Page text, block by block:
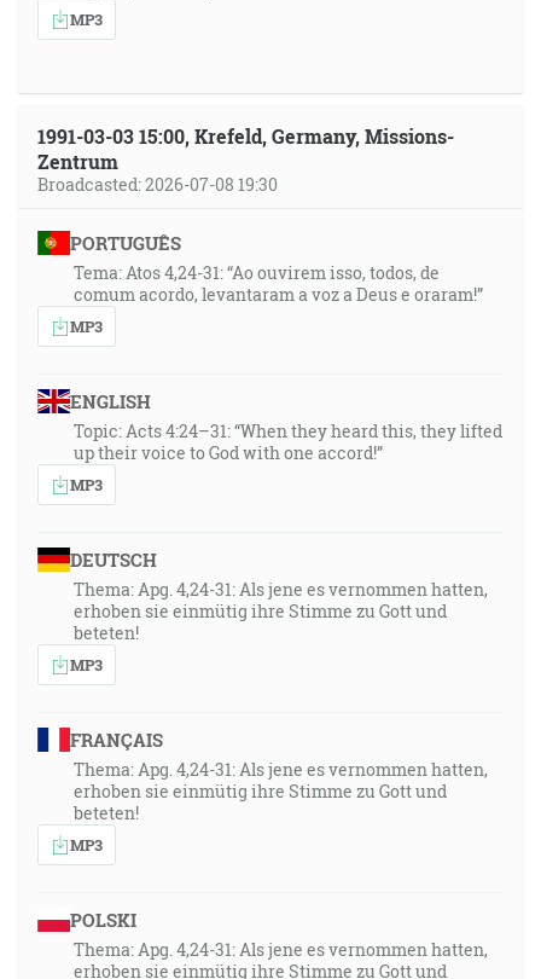
MP3
1991-03-03 15:00, Krefeld, Germany, Missions-
Zentrum
Broadcasted: 2026-07-08 19:30
PORTUGUÊS
Tema: Atos 4,24-31: “Ao ouvirem isso, todos, de
comum acordo, levantaram a voz a Deus e oraram!”
MP3
ENGLISH
Topic: Acts 4:24–31: “When they heard this, they lifted
up their voice to God with one accord!”
MP3
DEUTSCH
Thema: Apg. 4,24-31: Als jene es vernommen hatten,
erhoben sie einmütig ihre Stimme zu Gott und
beteten!
MP3
FRANÇAIS
Thema: Apg. 4,24-31: Als jene es vernommen hatten,
erhoben sie einmütig ihre Stimme zu Gott und
beteten!
MP3
POLSKI
Thema: Apg. 4,24-31: Als jene es vernommen hatten,
erhoben sie einmütig ihre Stimme zu Gott und